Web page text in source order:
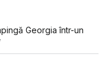
Georgia într-un